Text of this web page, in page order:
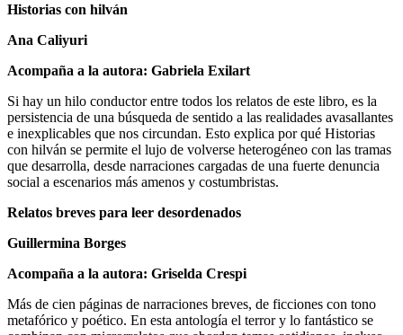
Historias con hilván
Ana Caliyuri
Acompaña a la autora: Gabriela Exilart
Si hay un hilo conductor entre todos los relatos de este libro, es la
persistencia de una búsqueda de sentido a las realidades avasallantes
e inexplicables que nos circundan. Esto explica por qué Historias
con hilván se permite el lujo de volverse heterogéneo con las tramas
que desarrolla, desde narraciones cargadas de una fuerte denuncia
social a escenarios más amenos y costumbristas.
Relatos breves para leer desordenados
Guillermina Borges
Acompaña a la autora: Griselda Crespi
Más de cien páginas de narraciones breves, de ficciones con tono
metafórico y poético. En esta antología el terror y lo fantástico se